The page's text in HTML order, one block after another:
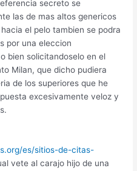
secreto se
las de mas altos genericos
el pelo tambien se podra
por una eleccion
bien solicitandoselo en el
Milan, que dicho pudiera
de los superiores que he
excesivamente veloz y
es/sitios-de-citas-
vete al carajo hijo de una